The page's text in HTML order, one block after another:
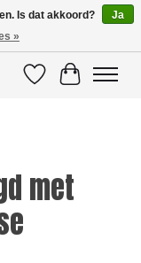
VerlanglijstWinkelwagen
met
Is dat akkoord?
Ja
»